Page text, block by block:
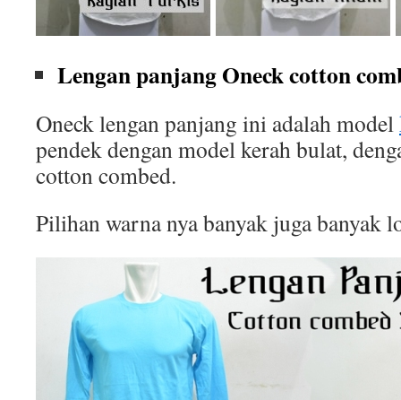
Lengan panjang Oneck cotton
Oneck lengan panjang ini adalah model
pendek dengan model kerah bulat,
cotton combed.
Pilihan warna nya banyak juga banyak